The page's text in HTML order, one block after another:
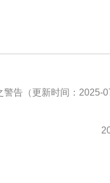
告（更新时间：2025-